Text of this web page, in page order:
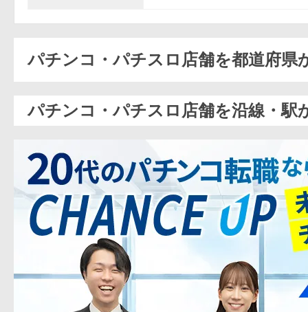
パチンコ・パチスロ店舗を都道府県
パチンコ・パチスロ店舗を沿線・駅